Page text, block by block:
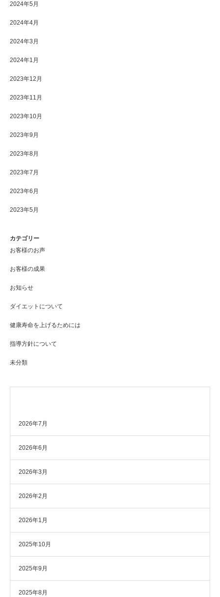
2024年5月
2024年4月
2024年3月
2024年1月
2023年12月
2023年11月
2023年10月
2023年9月
2023年8月
2023年7月
2023年6月
2023年5月
カテゴリー
お客様のお声
お客様の成果
お知らせ
ダイエットについて
健康寿命を上げるためには
指導方針について
未分類
2026年7月
2026年6月
2026年3月
2026年2月
2026年1月
2025年10月
2025年9月
2025年8月